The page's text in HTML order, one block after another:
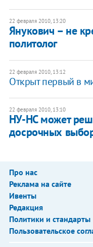
22 февраля 2010, 13:20
Янукович – не
политолог
22 февраля 2010, 13:12
Открыт первый в
22 февраля 2010, 13:10
НУ-НС может
досрочных
Про нас
Реклама на сайте
Ивенты
Редакция
Политики и стандарты
Пользовательское